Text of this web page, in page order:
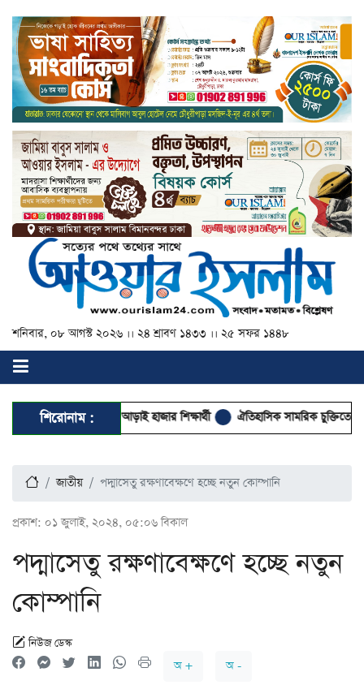
শনিবার, ০৮ আগস্ট ২০২৬ ।। ২৪ শ্রাবণ ১৪৩৩ ।। ২৫ সফর ১৪৪৮
শিরোনাম :
রশীদিয়ার আড়াই হাজার শিক্ষার্থী ঐতিহাসিক সামরিক চুক্তিতে সই করল
জাতীয় পদ্মাসেতু রক্ষণাবেক্ষণে হচ্ছে নতুন কোম্পানি
প্রকাশ: ০১ জুলাই, ২০২৪, ০৫:০৬ বিকাল
পদ্মাসেতু রক্ষণাবেক্ষণে হচ্ছে নতুন
কোম্পানি
নিউজ ডেস্ক
অ +
অ -